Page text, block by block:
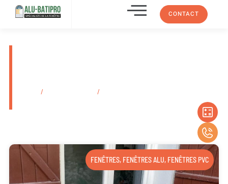
CONTACT
/ /
FENÊTRES, FENÊTRES ALU, FENÊTRES PVC